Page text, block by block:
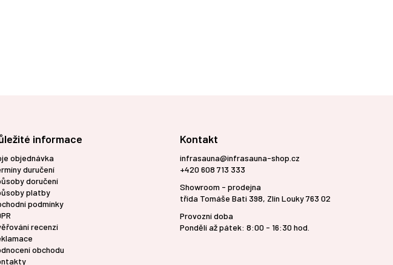
informace
objednávka
duručení
doručení
platby
podmínky
recenzí
obchodu
Kontakt
infrasauna@infrasauna-shop.cz
+420 608 713 333
Showroom - prodejna
třída Tomáše Bati 398, Zlín Louky 763 02
Provozní doba
Pondělí až pátek: 8:00 - 16:30 hod.